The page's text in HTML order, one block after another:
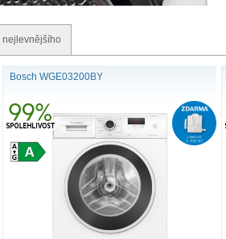
nejlevnějšího
Bosch WGE03200BY